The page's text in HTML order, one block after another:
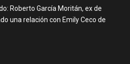
Roberto García Moritán, ex de
una relación con Emily Ceco de